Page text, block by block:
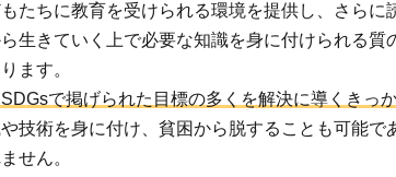
2.1.1
教員養
成
2.1.2
たちに教育を受けられる環境を提供し、さらに
生きていく上で必要な知識を身に付けられる質
ます。
で掲げられた目標の多くを解決に導くきっ
技術を身に付け、貧困から脱することも可能で
せん。